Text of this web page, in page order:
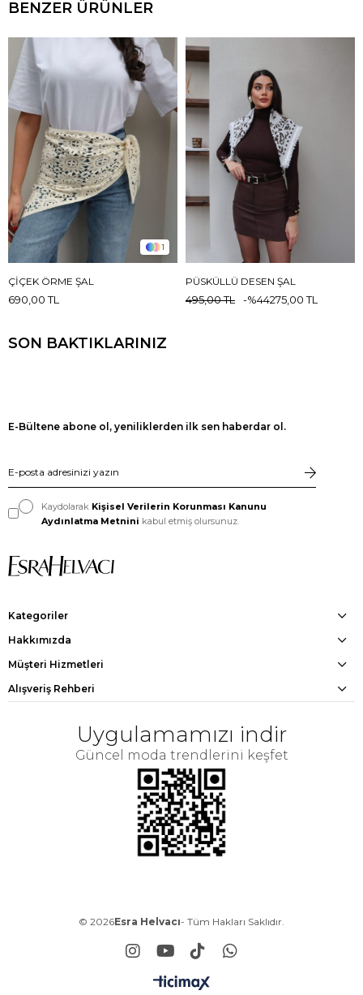
BENZER ÜRÜNLER
1
ÇIÇEK ÖRME ŞAL
690,00 TL
PÜSKÜLLÜ DESEN ŞAL
275,00 TL
%44
495,00 TL
SON BAKTIKLARINIZ
E-Bültene abone ol, yeniliklerden ilk sen haberdar ol.
Kaydolarak Kişisel Verilerin Korunması Kanunu
Aydınlatma Metnini kabul etmiş olursunuz.
Kategoriler
Hakkımızda
Müşteri Hizmetleri
Alışveriş Rehberi
Uygulamamızı indir
Güncel moda trendlerini keşfet
© 2026Esra Helvacı- Tüm Hakları Saklıdır.